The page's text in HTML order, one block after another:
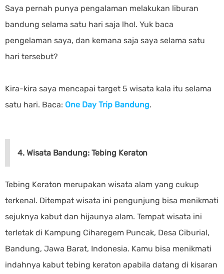
Saya pernah punya pengalaman melakukan liburan
bandung selama satu hari saja lho!. Yuk baca
pengelaman saya, dan kemana saja saya selama satu
hari tersebut?
Kira-kira saya mencapai target 5 wisata kala itu selama
satu hari. Baca: One Day Trip Bandung.
4. Wisata Bandung: Tebing Keraton
Tebing Keraton merupakan wisata alam yang cukup
terkenal. Ditempat wisata ini pengunjung bisa menikmati
sejuknya kabut dan hijaunya alam. Tempat wisata ini
terletak di Kampung Ciharegem Puncak, Desa Ciburial,
Bandung, Jawa Barat, Indonesia. Kamu bisa menikmati
indahnya kabut tebing keraton apabila datang di kisaran